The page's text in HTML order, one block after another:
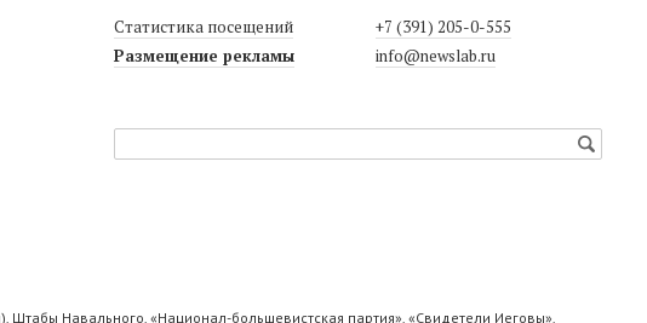
Статистика посещений
Размещение рекламы
+7 (391) 205-0-555
info@newslab.ru
Навального, «Национал-большевистская партия», «Свидетели Иеговы»,